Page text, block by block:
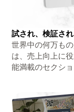
試され、検証さ
世界中の何万も
は、売上向上に
能満載のセクシ